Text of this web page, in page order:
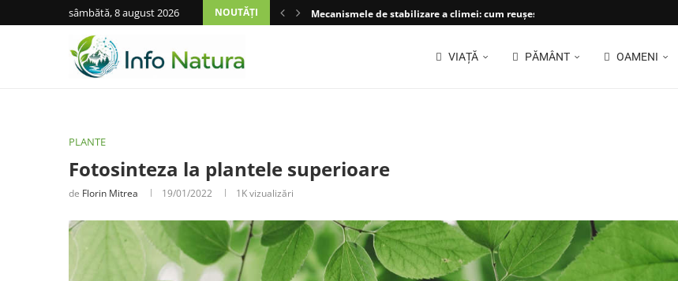
sâmbătă, 8 august 2026 NOUTĂȚI Mecanismele de stabilizare a climei: cum reușește planeta...
VIAȚĂ PĂMÂNT OAMENI
PLANTE
Fotosinteza la plantele superioare
de Florin Mitrea 19/01/2022 1Kvizualizări